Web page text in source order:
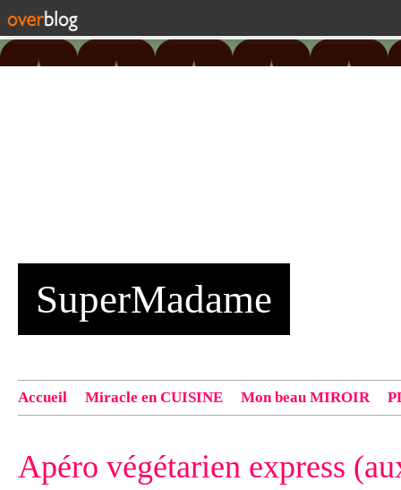
SuperMadame
Accueil Miracle en CUISINE Mon beau MIROIR
exemple : "Bonnet cloche From Annie", "Veste Rue
Apéro végétarien express